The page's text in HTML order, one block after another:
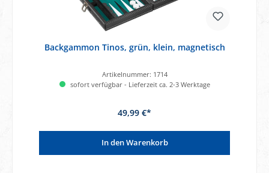
Backgammon Tinos, grün, klein, magnetisch
Artikelnummer: 1714
sofort verfügbar - Lieferzeit ca. 2-3 Werktage
49,99 €*
In den Warenkorb